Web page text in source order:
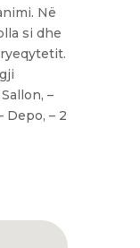
Në
si dhe
–
Depo, – 2